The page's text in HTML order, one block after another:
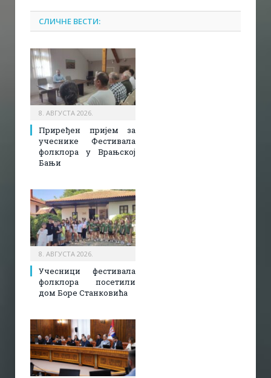
СЛИЧНЕ ВЕСТИ:
8. АВГУСТА 2026.
Приређен пријем за
учеснике Фестивала
фолклора у Врањској
Бањи
8. АВГУСТА 2026.
Учесници фестивала
фолклора посетили
дом Боре Станковића